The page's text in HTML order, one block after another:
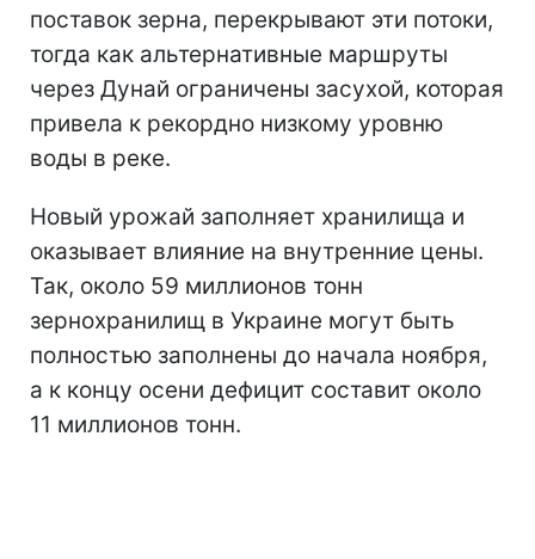
поставок зерна, перекрывают эти потоки,
тогда как альтернативные маршруты
через Дунай ограничены засухой, которая
привела к рекордно низкому уровню
воды в реке.
Новый урожай заполняет хранилища и
оказывает влияние на внутренние цены.
Так, около 59 миллионов тонн
зернохранилищ в Украине могут быть
полностью заполнены до начала ноября,
а к концу осени дефицит составит около
11 миллионов тонн.